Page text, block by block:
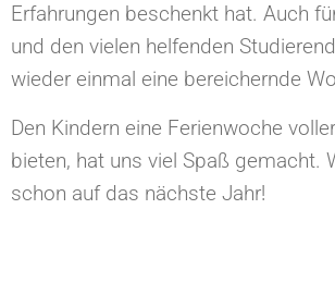
Erfahrungen beschenkt hat. Auch
und den vielen helfenden
wieder einmal eine bereichernde
Den Kindern eine Ferienwoche
bieten, hat uns viel Spaß gemacht.
schon auf das nächste Jahr!